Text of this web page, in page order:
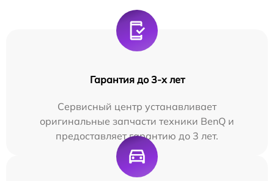
Гарантия до 3-х лет
Сервисный центр устанавливает
оригинальные запчасти техники BenQ и
предоставляет гарантию до 3 лет.